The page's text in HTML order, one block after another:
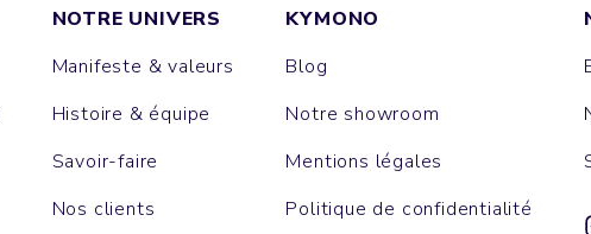
NOTRE UNIVERS
Manifeste & valeurs
Histoire & équipe
Savoir-faire
Nos clients
KYMONO
Blog
Notre showroom
Mentions légales
Politique de confidentialité